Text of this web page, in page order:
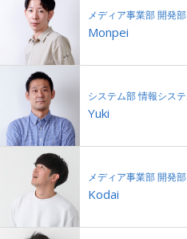
メディア事業部 開発
Monpei
システム部 情報シス
Yuki
メディア事業部 開発
Kodai